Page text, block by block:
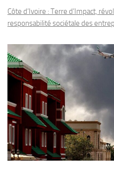
Côte d’Ivoire : Terre d’Impact,
responsabilité sociétale des